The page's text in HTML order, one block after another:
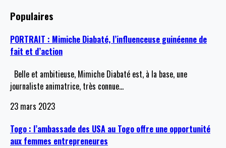
Populaires
PORTRAIT : Mimiche Diabaté, l’influenceuse guinéenne de
fait et d’action
Belle et ambitieuse, Mimiche Diabaté est, à la base, une
journaliste animatrice, très connue…
23 mars 2023
Togo : l’ambassade des USA au Togo offre une opportunité
aux femmes entrepreneures